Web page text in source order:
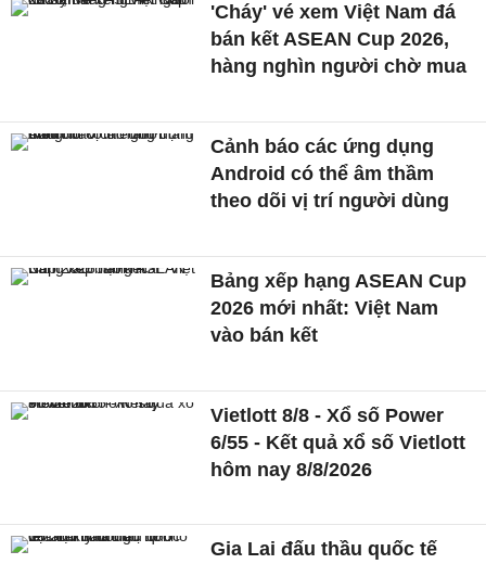
'Cháy' vé xem Việt Nam đá
bán kết ASEAN Cup 2026,
hàng nghìn người chờ mua
Cảnh báo các ứng dụng
Android có thể âm thầm
theo dõi vị trí người dùng
Bảng xếp hạng ASEAN Cup
2026 mới nhất: Việt Nam
vào bán kết
Vietlott 8/8 - Xổ số Power
6/55 - Kết quả xổ số Vietlott
hôm nay 8/8/2026
Gia Lai đấu thầu quốc tế